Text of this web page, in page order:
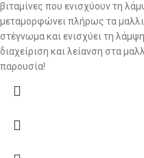
βιταμίνες που ενισχύουν τη
μεταμορφώνει πλήρως τα
στέγνωμα και ενισχύει τη
διαχείριση και λείανση στα
παρουσία!